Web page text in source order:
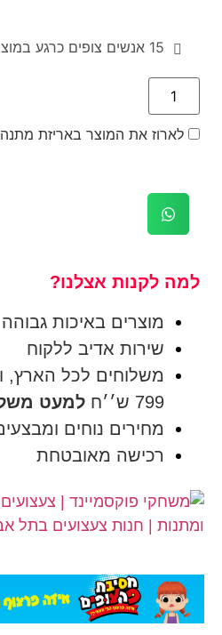
15 אנשים צופים כרגע
לארוז את המוצר באריזת
למה לקנות אצלנו?
מוצרים באיכות גבוהה
שירות אדיב ללקוח
משלוחים לכל הארץ,
799 ש׳׳ח
למעט
מחירים נוחים
רכישה מאובטחת